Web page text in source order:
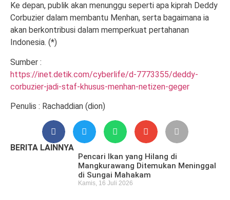
Ke depan, publik akan menunggu seperti apa kiprah Deddy
Corbuzier dalam membantu Menhan, serta bagaimana ia
akan berkontribusi dalam memperkuat pertahanan
Indonesia. (*)
Sumber :
https://inet.detik.com/cyberlife/d-7773355/deddy-
corbuzier-jadi-staf-khusus-menhan-netizen-geger
Penulis : Rachaddian (dion)
BERITA LAINNYA
Pencari Ikan yang Hilang di
Mangkurawang Ditemukan Meninggal
di Sungai Mahakam
Kamis, 16 Juli 2026